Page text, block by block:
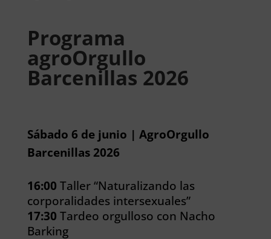
Programa
agroOrgullo
Barcenillas 2026
Sábado 6 de junio | AgroOrgullo
Barcenillas 2026
16:00 Taller “Naturalizando las
corporalidades intersexuales”
17:30 Tardeo orgulloso con Nacho
Barking